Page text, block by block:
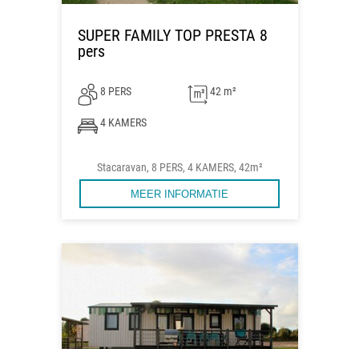
SUPER FAMILY TOP PRESTA 8
pers
8 PERS 42 m²
4 KAMERS
Stacaravan, 8 PERS, 4 KAMERS, 42m²
MEER INFORMATIE